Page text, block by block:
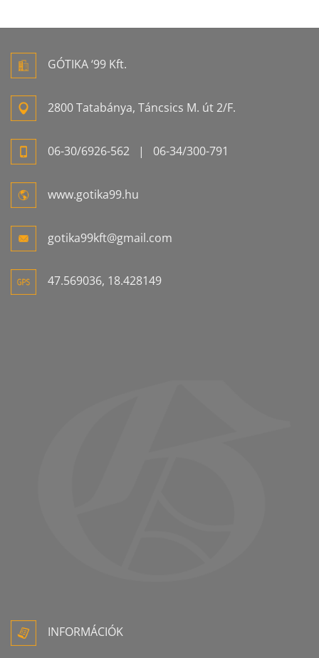
GÓTIKA ‘99 Kft.
2800 Tatabánya, Táncsics M. út 2/F.
06-30/6926-562 | 06-34/300-791
www.gotika99.hu
gotika99kft@gmail.com
47.569036, 18.428149
INFORMÁCIÓK